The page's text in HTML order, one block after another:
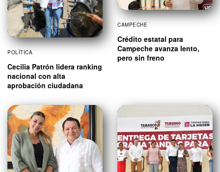
POLÍTICA
Cecilia Patrón lidera ranking
nacional con alta
aprobación ciudadana
CAMPECHE
Crédito estatal para
Campeche avanza lento,
pero sin freno